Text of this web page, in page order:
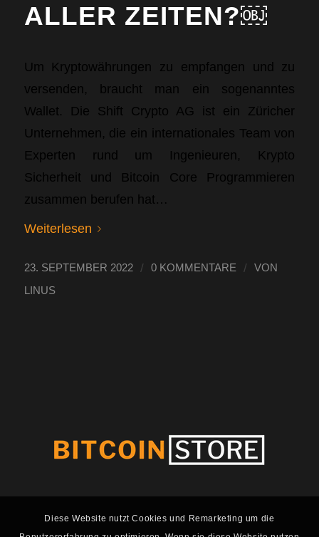
ALLER ZEITEN?￼
Um Kryptowährungen zu empfangen und zu
versenden, braucht man ein sogenanntes
Wallet. Die Shift Crypto AG ist ein Züricher
Unternehmen, die ein internationales Team von
Experten rund um Ingenieuren, Krypto
Sicherheit und Bitcoin Core Programmieren
zusammen berufen hat…
Weiterlesen
23. SEPTEMBER 2022 / 0 KOMMENTARE /
VON
LINUS
Diese Website nutzt Cookies und Remarketing um die